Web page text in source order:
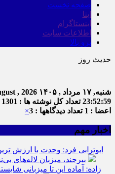
صفحه نخست
ایتا
اینستاگرام
اطلاعات سایت
برو بالا
حدیث روز
شنبه, ۱۷ مرداد , ۱۴۰۵ , 2026
23:52:59تعداد کل نوشته ها : 1301
اعضا : 1
تعداد دیدگاهها : 3 ×
اخبار مهم
ابوترابی فرد: وحدت با ارزش
بیرجند، میزبان لاله‌های
زاده: آماده این تا میزبانی